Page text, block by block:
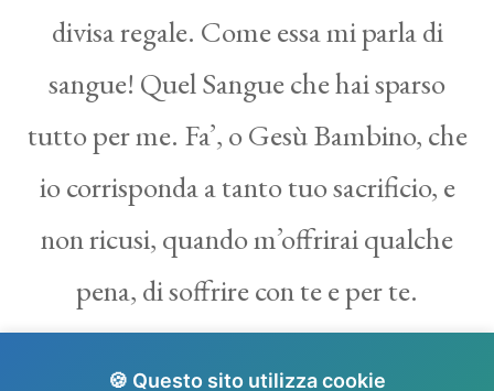
divisa regale. Come essa mi parla di
sangue! Quel Sangue che hai sparso
tutto per me. Fa’, o Gesù Bambino, che
io corrisponda a tanto tuo sacrificio, e
non ricusi, quando m’offrirai qualche
pena, di soffrire con te e per te.
🍪 Questo sito utilizza cookie